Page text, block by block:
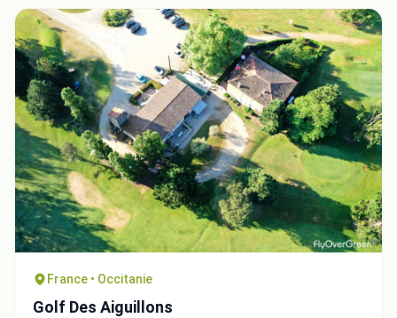
France • Occitanie
Golf Des Aiguillons